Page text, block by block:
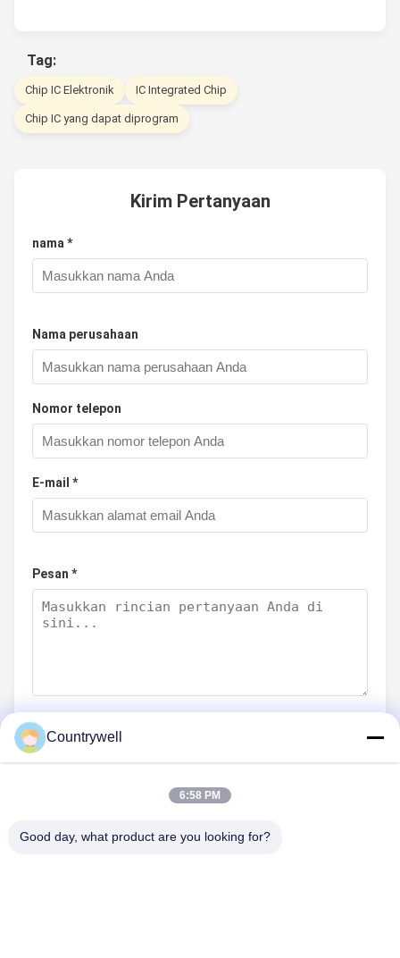
Tag:
Chip IC Elektronik IC Integrated Chip
Chip IC yang dapat diprogram
Kirim Pertanyaan
nama *
Nama perusahaan
Nomor telepon
E-mail *
Pesan *
HUBUNGI KAMI
Countrywell
6:58 PM
Good day, what product are you looking for?